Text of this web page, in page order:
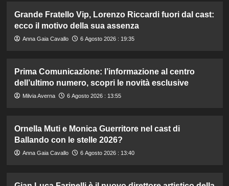
Grande Fratello Vip, Lorenzo Riccardi fuori dal cast:
ecco il motivo della sua assenza
Anna Gaia Cavallo 6 Agosto 2026 : 19:35
Prima Comunicazione: l’informazione al centro
dell’ultimo numero, scopri le novità esclusive
Milvia Averna 6 Agosto 2026 : 13:55
Ornella Muti e Monica Guerritore nel cast di
Ballando con le stelle 2026?
Anna Gaia Cavallo 6 Agosto 2026 : 13:40